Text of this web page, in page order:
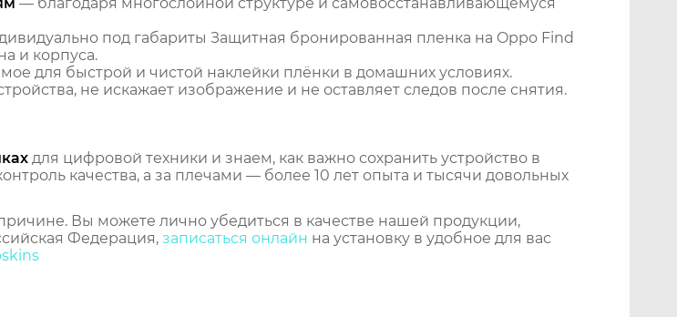
— благодаря многослойной структуре и самовосстанавливающемуся
под габариты Защитная бронированная пленка на Oppo Find
и корпуса.
для быстрой и чистой наклейки плёнки в домашних условиях.
не искажает изображение и не оставляет следов после снятия.
для цифровой техники и знаем, как важно сохранить устройство в
качества, а за плечами — более 10 лет опыта и тысячи довольных
Вы можете лично убедиться в качестве нашей продукции,
Федерация, записаться онлайн на установку в удобное для вас